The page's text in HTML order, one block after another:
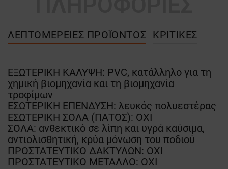
ΛΕΠΤΟΜΈΡΕΙΕΣ ΠΡΟΪΌΝΤΟΣ ΚΡΙΤΙΚΈΣ
ΕΞΩΤΕΡΙΚΗ ΚΑΛΥΨΗ: PVC, κατάλληλο για τη
χημική βιομηχανία και τη βιομηχανία
τροφίμων
ΕΣΩΤΕΡΙΚΗ ΕΠΕΝΔΥΣΗ: λευκός πολυεστέρας
ΕΣΩΤΕΡΙΚΗ ΣΟΛΑ (ΠΑΤΟΣ): ΟΧΙ
ΣΟΛΑ: ανθεκτικό σε λίπη και υγρά καύσιμα,
αντιολισθητική, κρύα μόνωση του ποδιού
ΠΡΟΣΤΑΤΕΥΤΙΚΟ ΔΑΚΤΥΛΩΝ: ΟΧΙ
ΠΡΟΣΤΑΤΕΥΤΙΚΟ ΜΕΤΑΛΛΟ: ΟΧΙ